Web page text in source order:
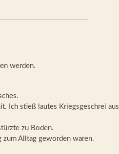
werden.
Ich stieß lautes Kriegsgeschrei
zu Boden.
zum Alltag geworden waren.